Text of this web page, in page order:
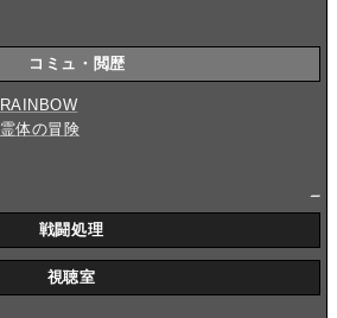
コミュ・閲歴
RAINBOW
霊体の冒険
戦闘処理
視聴室